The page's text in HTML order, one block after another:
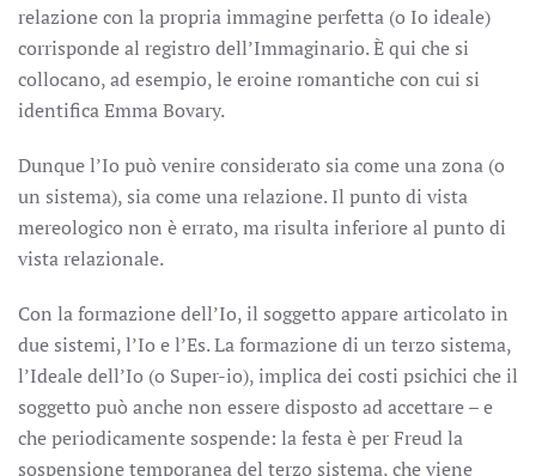
relazione con la propria immagine perfetta (o Io ideale)
corrisponde al registro dell’Immaginario. È qui che si
collocano, ad esempio, le eroine romantiche con cui si
identifica Emma Bovary.
Dunque l’Io può venire considerato sia come una zona (o
un sistema), sia come una relazione. Il punto di vista
mereologico non è errato, ma risulta inferiore al punto di
vista relazionale.
Con la formazione dell’Io, il soggetto appare articolato in
due sistemi, l’Io e l’Es. La formazione di un terzo sistema,
l’Ideale dell’Io (o Super-io), implica dei costi psichici che il
soggetto può anche non essere disposto ad accettare – e
che periodicamente sospende: la festa è per Freud la
sospensione temporanea del terzo sistema, che viene